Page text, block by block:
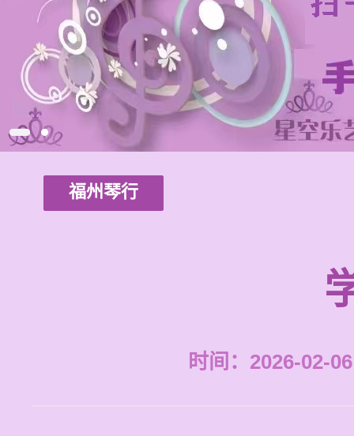
福州琴行
时间：2026-02-